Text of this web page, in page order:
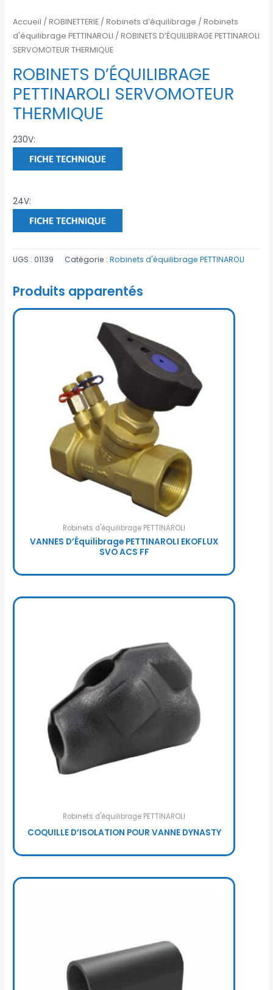
Accueil /ROBINETTERIE /Robinets d’équilibrage /Robinets
d'équilibrage PETTINAROLI / ROBINETS D’ÉQUILIBRAGE PETTINAROLI
SERVOMOTEUR THERMIQUE
ROBINETS D’ÉQUILIBRAGE
PETTINAROLI SERVOMOTEUR
THERMIQUE
230V:
24V:
UGS :01139 Catégorie :Robinets d'équilibrage PETTINAROLI
Produits apparentés
Robinets d'équilibrage PETTINAROLI
VANNES D’Équilibrage PETTINAROLI EKOFLUX
SVO ACS FF
Robinets d'équilibrage PETTINAROLI
COQUILLE D’ISOLATION POUR VANNE DYNASTY